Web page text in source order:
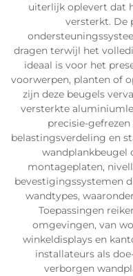
uiterlijk oplevert dat
versterkt. De
dragen terwijl het
ideaal is voor het
voorwerpen, planten of
zijn deze beugels
versterkte
precisie-
belastingsverdeling en
wandplankbeugel
montageplaten,
bevestigingssystemen
wandtypes,
Toepassingen
omgevingen, van
winkeldisplays en
installateurs als
verborgen